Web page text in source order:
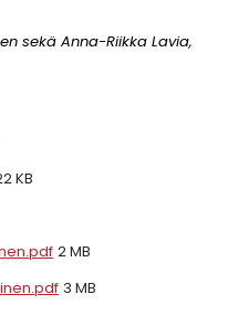
sekä Anna-Riikka Lavia,
KB
2 MB
3 MB